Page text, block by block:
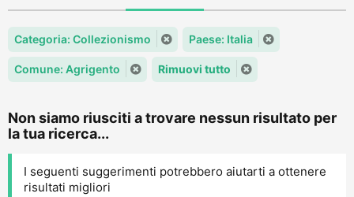
Categoria: Collezionismo Paese: Italia
Comune: Agrigento Rimuovi tutto
Non siamo riusciti a trovare nessun risultato per
la tua ricerca...
I seguenti suggerimenti potrebbero aiutarti a ottenere
risultati migliori